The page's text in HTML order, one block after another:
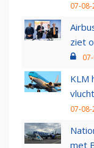
07-
ziet
KLM
07-
met